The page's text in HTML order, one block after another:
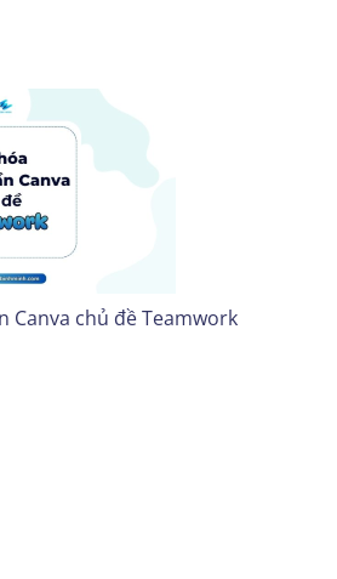
Canva chủ đề Teamwork